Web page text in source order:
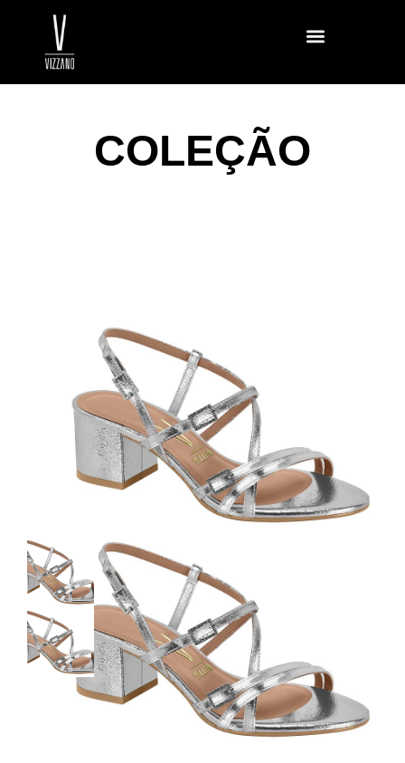
COLEÇÃO